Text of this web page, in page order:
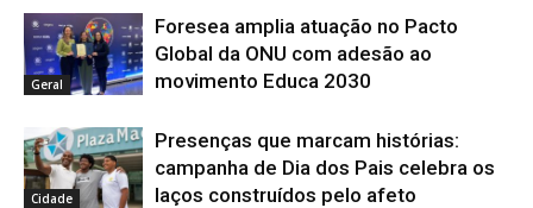
Geral
Foresea amplia atuação no Pacto
Global da ONU com adesão ao
movimento Educa 2030
Cidade
Presenças que marcam histórias:
campanha de Dia dos Pais celebra os
laços construídos pelo afeto